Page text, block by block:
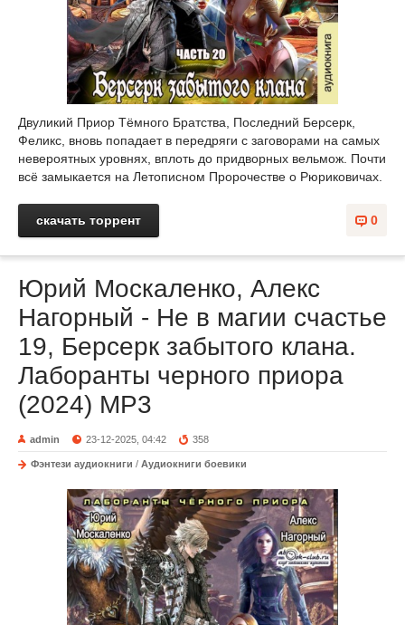
Двуликий Приор Тёмного Братства, Последний Берсерк,
Феликс, вновь попадает в передряги с заговорами на самых
невероятных уровнях, вплоть до придворных вельмож. Почти
всё замыкается на Летописном Пророчестве о Рюриковичах.
0
скачать торрент
Юрий Москаленко, Алекс
Нагорный - Не в магии счастье
19, Берсерк забытого клана.
Лаборанты черного приора
(2024) МР3
admin 23-12-2025, 04:42 358
Фэнтези аудиокниги / Аудиокниги боевики